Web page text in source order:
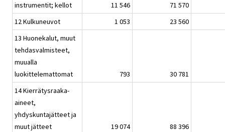
instrumentit; kellot
11 546
71 570
12 Kulkuneuvot
1 053
23 560
13 Huonekalut, muut
tehdasvalmisteet,
muualla
luokittelemattomat
793
30 781
14 Kierrätysraaka-
aineet,
yhdyskuntajätteet ja
muut jätteet
19 074
88 396